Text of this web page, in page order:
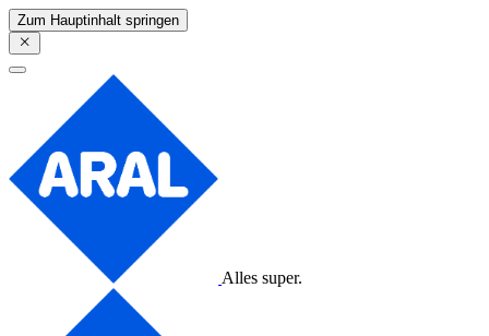
Zum Hauptinhalt springen
Alles super.